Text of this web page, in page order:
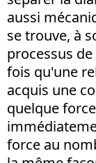
aussi
se trouve, à
processus
fois qu'une
acquis une
quelque
force au